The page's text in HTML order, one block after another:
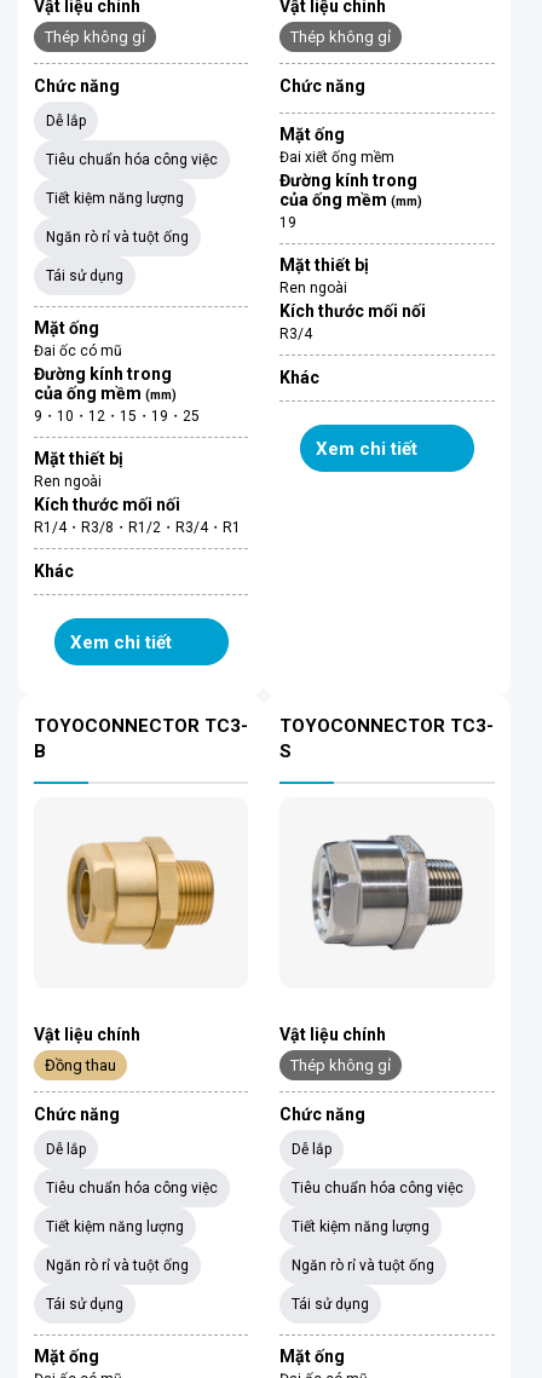
Vật liệu chính
Thép không gỉ
Chức năng
Dễ lắp
Tiêu chuẩn hóa công việc
Tiết kiệm năng lượng
Ngăn rò rỉ và tuột ống
Tái sử dụng
Mặt ống
Đai ốc có mũ
Đường kính trong
của ống mềm (mm)
9・10・12・15・19・25
Mặt thiết bị
Ren ngoài
Kích thước mối nối
R1/4・R3/8・R1/2・R3/4・R1
Khác
Xem chi tiết
Vật liệu chính
Thép không gỉ
Chức năng
Mặt ống
Đai xiết ống mềm
Đường kính trong
của ống mềm(mm)
19
Mặt thiết bị
Ren ngoài
Kích thước mối nối
R3/4
Khác
Xem chi tiết
TOYOCONNECTOR TC3-
B
Vật liệu chính
Đồng thau
Chức năng
Dễ lắp
Tiêu chuẩn hóa công việc
Tiết kiệm năng lượng
Ngăn rò rỉ và tuột ống
Tái sử dụng
Mặt ống
TOYOCONNECTOR TC3-
S
Vật liệu chính
Thép không gỉ
Chức năng
Dễ lắp
Tiêu chuẩn hóa công việc
Tiết kiệm năng lượng
Ngăn rò rỉ và tuột ống
Tái sử dụng
Mặt ống